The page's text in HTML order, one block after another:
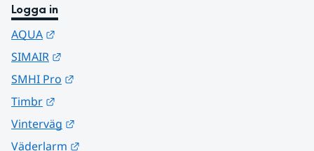
Logga in
AQUA
SIMAIR
SMHI Pro
Timbr
Vinterväg
Väderlarm